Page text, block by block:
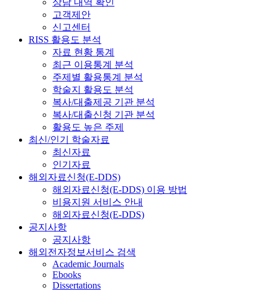
상담 내역 확인
고객제안
신고센터
RISS 활용도 분석
자료 현황 통계
최근 이용통계 분석
주제별 활용통계 분석
학술지 활용도 분석
복사/대출제공 기관 분석
복사/대출신청 기관 분석
활용도 높은 주제
최신/인기 학술자료
최신자료
인기자료
해외자료신청(E-DDS)
해외자료신청(E-DDS) 이용 방법
비용지원 서비스 안내
해외자료신청(E-DDS)
공지사항
공지사항
해외전자정보서비스 검색
Academic Journals
Ebooks
Dissertations